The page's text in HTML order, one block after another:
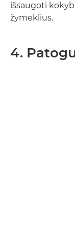
išsaugoti
žymeklius.
4.